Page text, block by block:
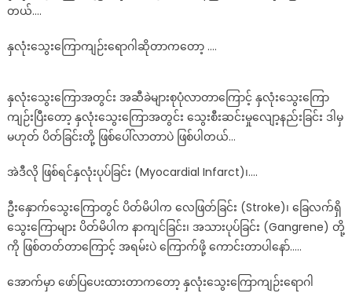
သဘာ
ဝ
တယ်….
နှလုံးသွေးကြောကျဉ်းရောဂါဆိုတာကတော့ ….
နှလုံးသွေးကြောအတွင်း အဆီခဲများစုပုံလာတာကြောင့် နှလုံးသွေးကြော
ကျဉ်းပြီးတော့ နှလုံးသွေးကြောအတွင်း သွေးစီးဆင်းမှုလျော့နည်းခြင်း ဒါမှ
မဟုတ် ပိတ်ခြင်းတို့ ဖြစ်ပေါ်လာတာပဲ ဖြစ်ပါတယ်…
အဲဒီလို ဖြစ်ရင်နှလုံးပုပ်ခြင်း (Myocardial Infarct)၊….
ဦးနှောက်သွေးကြောတွင် ပိတ်မိပါက လေဖြတ်ခြင်း (Stroke)၊ ခြေလက်ရှိ
သွေးကြောများ ပိတ်မိပါက နာကျင်ခြင်း၊ အသားပုပ်ခြင်း (Gangrene) တို့
ကို ဖြစ်တတ်တာကြောင့် အရမ်းပဲ ကြောက်ဖို့ ကောင်းတာပါနော်…..
အောက်မှာ ဖော်ပြပေးထားတာကတော့ နှလုံးသွေးကြောကျဉ်းရောဂါ